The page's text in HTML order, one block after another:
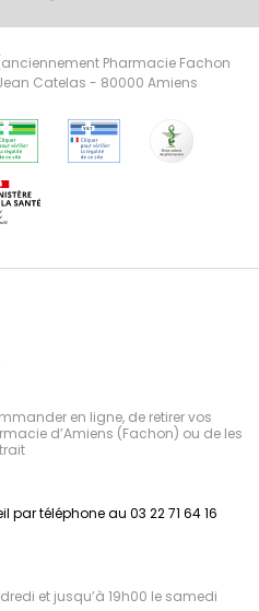
Pharmacie Fachon
Jean Catelas - 80000 Amiens
en ligne, de retirer vos
d’Amiens (Fachon) ou de les
téléphone au 03 22 71 64 16
et jusqu’à 19h00 le samedi